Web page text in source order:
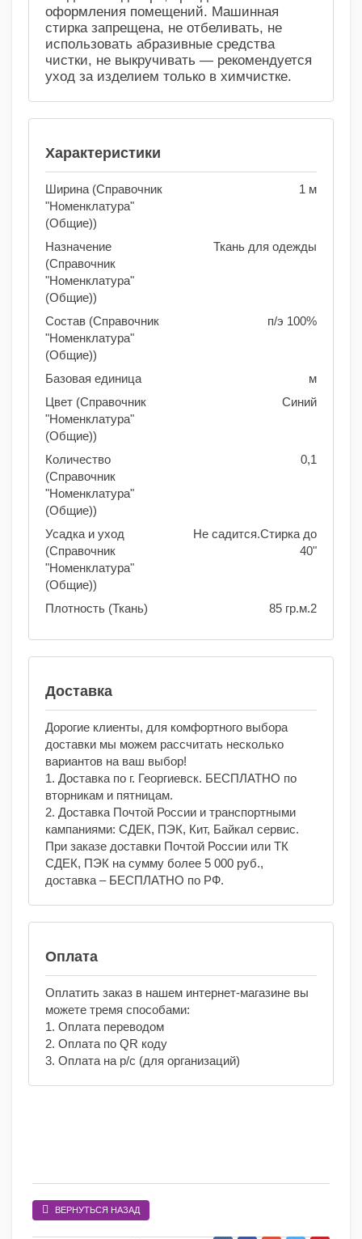
оформления помещений. Машинная
стирка запрещена, не отбеливать, не
использовать абразивные средства
чистки, не выкручивать — рекомендуется
уход за изделием только в химчистке.
Характеристики
Ширина (Справочник
"Номенклатура"
(Общие))
1 м
Назначение
(Справочник
"Номенклатура"
(Общие))
Ткань для одежды
Состав (Справочник
"Номенклатура"
(Общие))
п/э 100%
Базовая единица
м
Цвет (Справочник
"Номенклатура"
(Общие))
Синий
Количество
(Справочник
"Номенклатура"
(Общие))
0,1
Усадка и уход
(Справочник
"Номенклатура"
(Общие))
Не садится.Стирка до
40"
Плотность (Ткань) 85 гр.м.2
Доставка
Дорогие клиенты, для комфортного выбора
доставки мы можем рассчитать несколько
вариантов на ваш выбор!
1. Доставка по г. Георгиевск. БЕСПЛАТНО по
вторникам и пятницам.
2. Доставка Почтой России и транспортными
кампаниями: СДЕК, ПЭК, Кит, Байкал сервис.
При заказе доставки Почтой России или ТК
СДЕК, ПЭК на сумму более 5 000 руб.,
доставка – БЕСПЛАТНО по РФ.
Оплата
Оплатить заказ в нашем интернет-магазине вы
можете тремя способами:
1. Оплата переводом
2. Оплата по QR коду
3. Оплата на р/с (для организаций)
ВЕРНУТЬСЯ НАЗАД